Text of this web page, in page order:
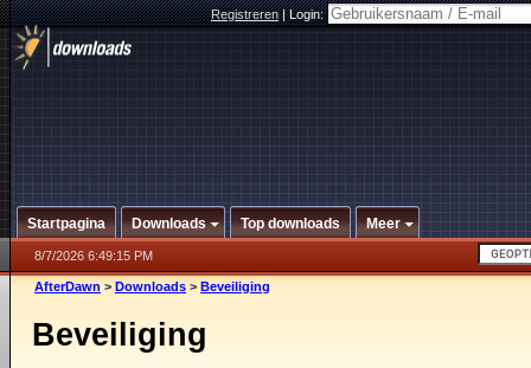
Registreren|Login:
Startpagina Downloads Top downloads Meer
8/7/2026 6:49:15 PM
AfterDawn > Downloads > Beveiliging
Beveiliging